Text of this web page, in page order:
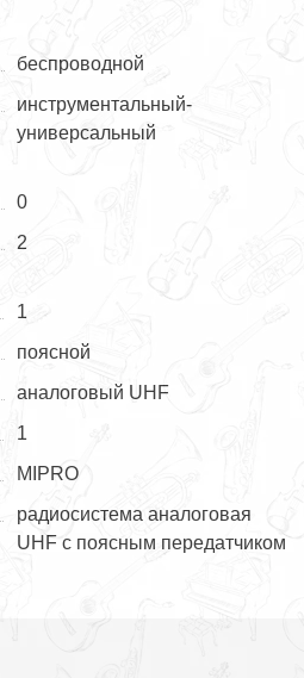
беспроводной
инструментальный-
универсальный
0
2
1
поясной
аналоговый UHF
1
MIPRO
радиосистема аналоговая
UHF с поясным передатчиком